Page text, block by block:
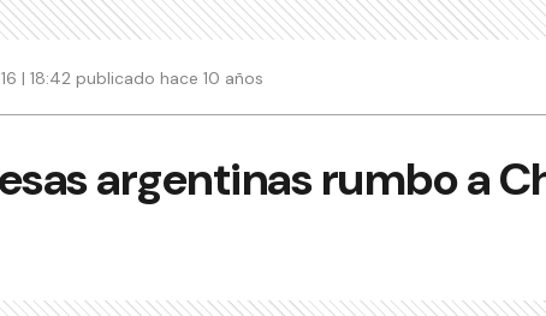
| 18:42 publicado hace 10 años
argentinas rumbo a